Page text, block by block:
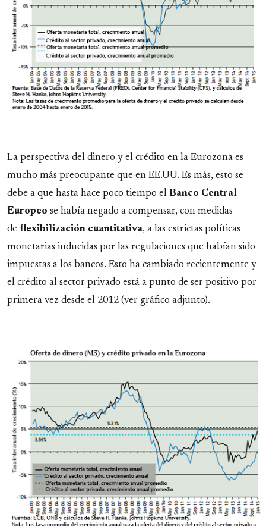
La perspectiva del dinero y el crédito en la Eurozona es
mucho más preocupante que en EE.UU. Es más, esto se
debe a que hasta hace poco tiempo el Banco Central
Europeo se había negado a compensar, con medidas
de flexibilización cuantitativa, a las estrictas políticas
monetarias inducidas por las regulaciones que habían sido
impuestas a los bancos. Esto ha cambiado recientemente y
el crédito al sector privado está a punto de ser positivo por
primera vez desde el 2012 (ver gráfico adjunto).